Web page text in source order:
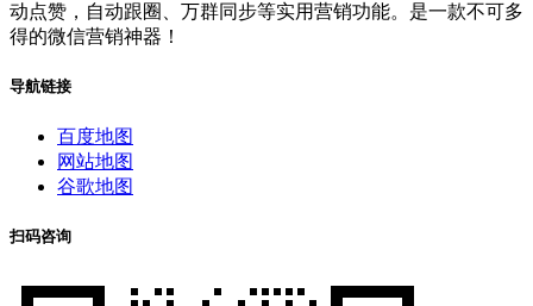
动点赞，自动跟圈、万群同步等实用营销功能。是一款不可多
得的微信营销神器！
导航链接
百度地图
网站地图
谷歌地图
扫码咨询